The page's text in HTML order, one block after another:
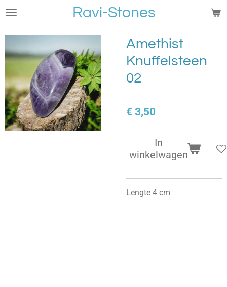
Ga
naar
de
hoofdinhoud
Ravi-Stones
Amethist
Knuffelsteen
02
€ 3,50
In
winkelwagen
Lengte 4 cm